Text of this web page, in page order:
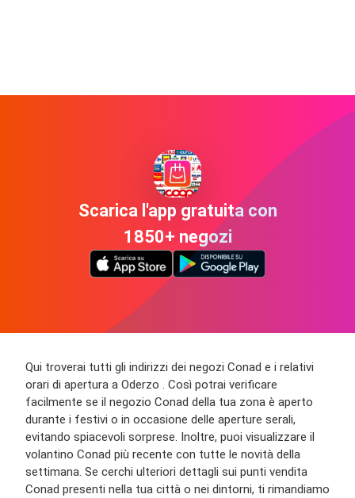
Scarica l'app gratuita con
1850+ negozi
Qui troverai tutti gli indirizzi dei negozi Conad e i relativi
orari di apertura a Oderzo . Così potrai verificare
facilmente se il negozio Conad della tua zona è aperto
durante i festivi o in occasione delle aperture serali,
evitando spiacevoli sorprese. Inoltre, puoi visualizzare il
volantino Conad più recente con tutte le novità della
settimana. Se cerchi ulteriori dettagli sui punti vendita
Conad presenti nella tua città o nei dintorni, ti rimandiamo